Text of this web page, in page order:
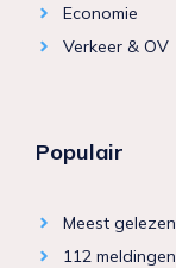
Economie
Verkeer & OV
Populair
Meest gelezen
112 meldingen